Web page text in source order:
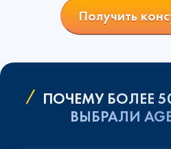
Получить
ПОЧЕМУ БОЛЕЕ
ВЫБРАЛИ